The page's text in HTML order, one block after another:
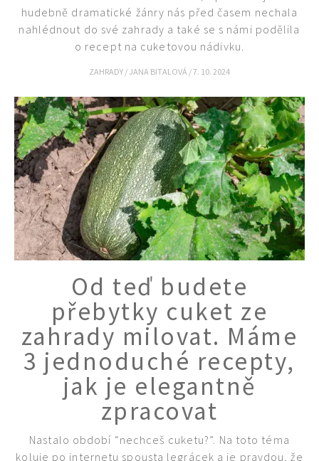
65 Kč
Objednat >
Naše krásná zahrada Speciál
hudebně dramatické žánry nás před časem nechala
nahlédnout do své zahrady a také se s námi podělila
o recept na cuketovou nádivku.
ZAHRADY / JANA BITALOVÁ /7. 10. 2024
Od teď budete
přebytky cuket ze
zahrady milovat. Máme
3 jednoduché recepty,
jak je elegantně
zpracovat
Nastalo období “nechceš cuketu?”. Na toto téma
koluje po internetu spousta legrácek a je pravdou, že